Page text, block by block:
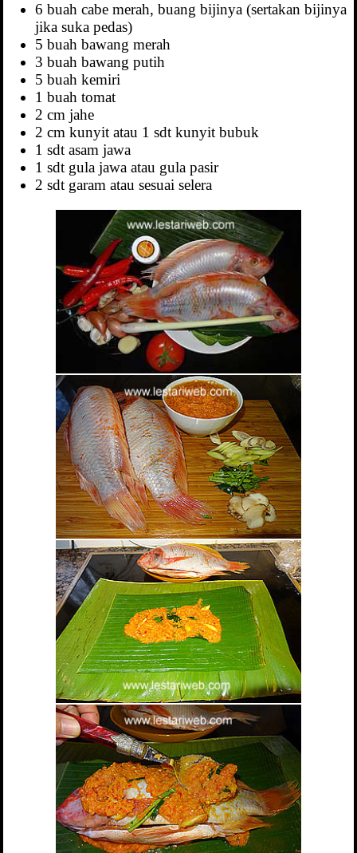
6 buah cabe merah, buang bijinya (sertakan bijinya
jika suka pedas)
5 buah bawang merah
3 buah bawang putih
5 buah kemiri
1 buah tomat
2 cm jahe
2 cm kunyit atau 1 sdt kunyit bubuk
1 sdt asam jawa
1 sdt gula jawa atau gula pasir
2 sdt garam atau sesuai selera